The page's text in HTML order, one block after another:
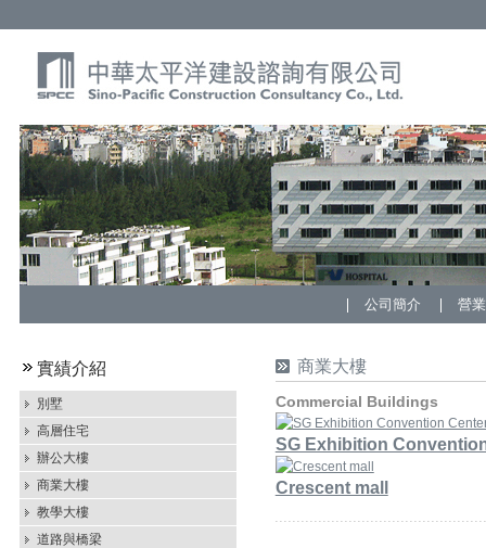
公司簡介 營
實績介紹
別墅
高層住宅
辦公大樓
商業大樓
教學大樓
道路與橋梁
商業大樓
Commercial Buildings
SG Exhibition
Crescent mall